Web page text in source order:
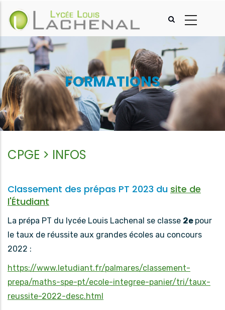
contenu
principal
FORMATIONS
CPGE > INFOS
Classement des prépas PT 2023 du site de
l'Étudiant
La prépa PT du lycée Louis Lachenal se classe 2e pour
le taux de réussite aux grandes écoles au concours
2022 :
https://www.letudiant.fr/palmares/classement-
prepa/maths-spe-pt/ecole-integree-panier/tri/taux-
reussite-2022-desc.html